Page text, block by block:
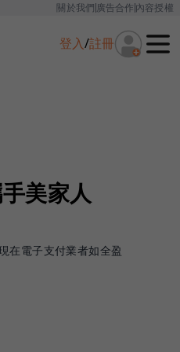
關於我們廣告合作內容授權
登入/註冊
美家人
在電子支付業者如全盈